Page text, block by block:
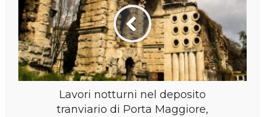
Lavori notturni nel deposito
tranviario di Porta Maggiore,